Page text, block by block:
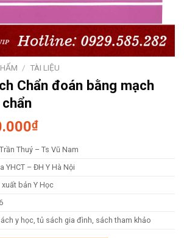
/ TÀI LIỆU
Chẩn đoán bằng mạch
₫Giá
tại
là:
20.000₫.
Thuý – Ts Vũ Nam
YHCT – ĐH Y Hà Nội
xuất bản Y Học
y học, tủ sách gia đình, sách tham khảo